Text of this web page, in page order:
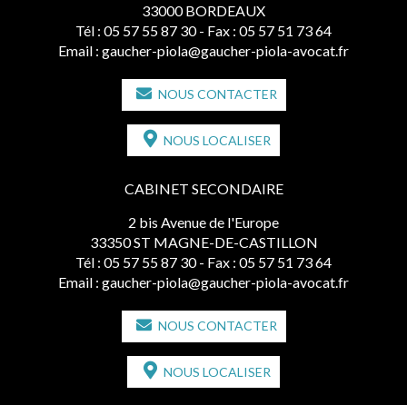
33000 BORDEAUX
Tél : 05 57 55 87 30 - Fax : 05 57 51 73 64
Email : gaucher-piola@gaucher-piola-avocat.fr
NOUS CONTACTER
NOUS LOCALISER
CABINET SECONDAIRE
2 bis Avenue de l'Europe
33350 ST MAGNE-DE-CASTILLON
Tél : 05 57 55 87 30 - Fax : 05 57 51 73 64
Email : gaucher-piola@gaucher-piola-avocat.fr
NOUS CONTACTER
NOUS LOCALISER